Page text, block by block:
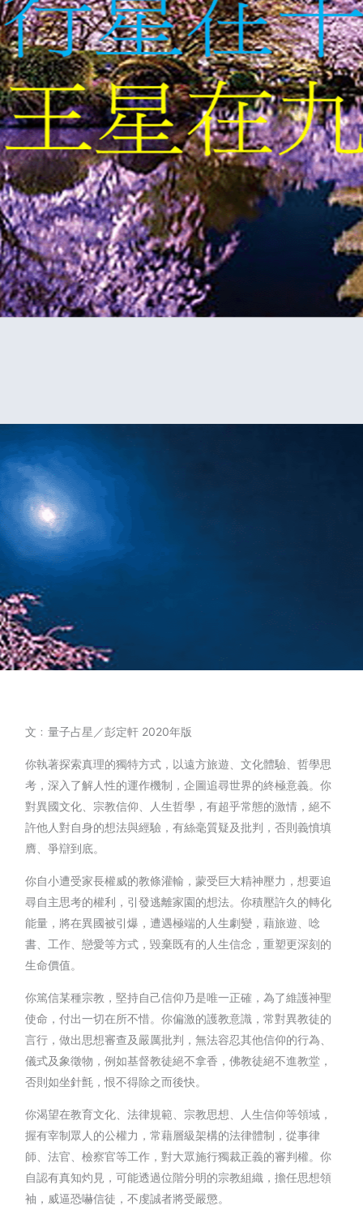
文﹕量子占星／彭定軒 2020年版
你執著探索真理的獨特方式，以遠方旅遊、文化體驗、哲學思
考，深入了解人性的運作機制，企圖追尋世界的終極意義。你
對異國文化、宗教信仰、人生哲學，有超乎常態的激情，絕不
許他人對自身的想法與經驗，有絲毫質疑及批判，否則義憤填
膺、爭辯到底。
你自小遭受家長權威的教條灌輸，蒙受巨大精神壓力，想要追
尋自主思考的權利，引發逃離家園的想法。你積壓許久的轉化
能量，將在異國被引爆，遭遇極端的人生劇變，藉旅遊、唸
書、工作、戀愛等方式，毀棄既有的人生信念，重塑更深刻的
生命價值。
你篤信某種宗教，堅持自己信仰乃是唯一正確，為了維護神聖
使命，付出一切在所不惜。你偏激的護教意識，常對異教徒的
言行，做出思想審查及嚴厲批判，無法容忍其他信仰的行為、
儀式及象徵物，例如基督教徒絕不拿香，佛教徒絕不進教堂，
否則如坐針氈，恨不得除之而後快。
你渴望在教育文化、法律規範、宗教思想、人生信仰等領域，
握有宰制眾人的公權力，常藉層級架構的法律體制，從事律
師、法官、檢察官等工作，對大眾施行獨裁正義的審判權。你
自認有真知灼見，可能透過位階分明的宗教組織，擔任思想領
袖，威逼恐嚇信徒，不虔誠者將受嚴懲。